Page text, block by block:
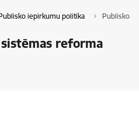
iepirkumu politika Publisko
reforma